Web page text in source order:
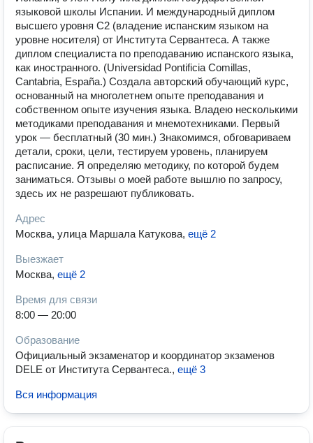
языковой школы Испании. И международный диплом
высшего уровня С2 (владение испанским языком на
уровне носителя) от Института Сервантеса. А также
диплом специалиста по преподаванию испанского языка,
как иностранного. (Universidad Pontificia Comillas,
Cantabria, España.) Создала авторский обучающий курс,
основанный на многолетнем опыте преподавания и
собственном опыте изучения языка. Владею несколькими
методиками преподавания и мнемотехниками. Первый
урок — бесплатный (30 мин.) Знакомимся, обговариваем
детали, сроки, цели, тестируем уровень, планируем
расписание. Я определяю методику, по которой будем
заниматься. Отзывы о моей работе вышлю по запросу,
здесь их не разрешают публиковать.
Адрес
Москва, улица Маршала Катукова, ещё 2
Выезжает
Москва, ещё 2
Время для связи
8:00 — 20:00
Образование
Официальный экзаменатор и координатор экзаменов
DELE от Института Сервантеса., ещё 3
Вся информация